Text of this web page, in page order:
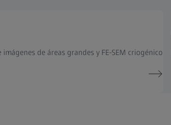
de áreas grandes y FE-SEM criogénico